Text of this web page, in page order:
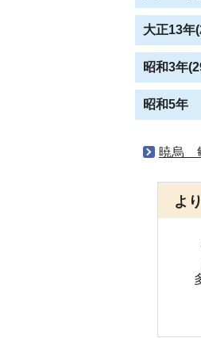
大正13年
昭和3年
昭和5年
暁烏
よ